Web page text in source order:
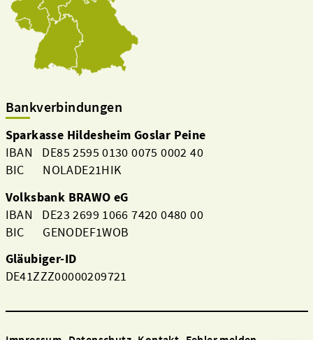
Bankverbindungen
Sparkasse Hildesheim Goslar Peine
IBAN DE85 2595 0130 0075 0002 40
BIC NOLADE21HIK
Volksbank BRAWO eG
IBAN DE23 2699 1066 7420 0480 00
BIC GENODEF1WOB
Gläubiger-ID
DE41ZZZ00000209721